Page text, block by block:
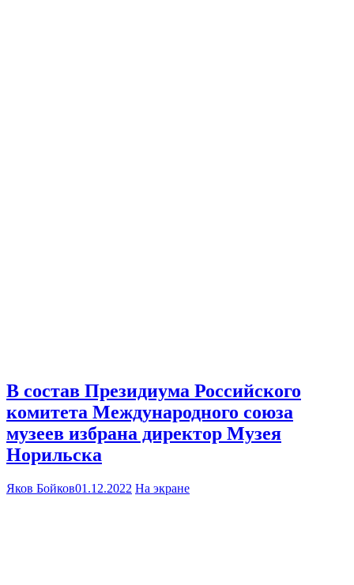
В состав Президиума Российского
комитета Международного союза
музеев избрана директор Музея
Норильска
Яков Бойков01.12.2022 На экране